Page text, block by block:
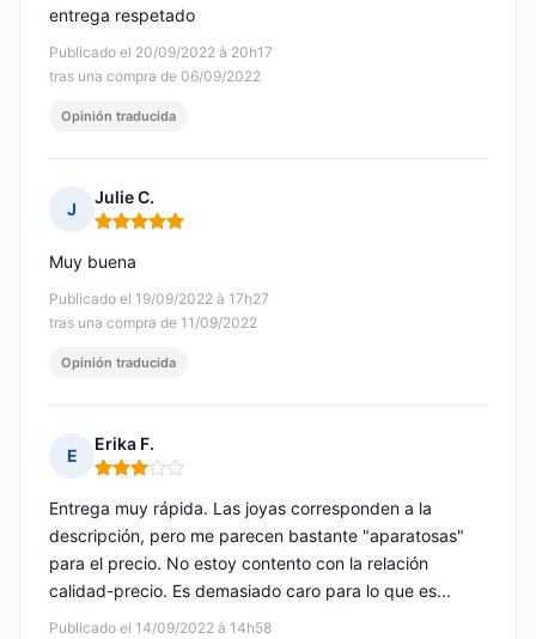
Publicado el 20/09/2022 à 20h17
tras una compra de 06/09/2022
entrega respetado
Opinión traducida
J
Julie C.
Nota: 5 de 5
Publicado el 19/09/2022 à 17h27
tras una compra de 11/09/2022
Muy buena
Opinión traducida
E
Erika F.
Nota: 3 de 5
Publicado el 14/09/2022 à 14h58
Entrega muy rápida. Las joyas corresponden a la
descripción, pero me parecen bastante "aparatosas"
para el precio. No estoy contento con la relación
calidad-precio. Es demasiado caro para lo que es...